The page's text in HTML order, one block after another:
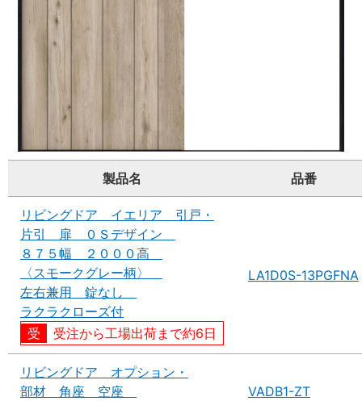
製品名 品番
リビングドア イエリア 引戸・
片引 扉 ０Ｓデザイン
８７５幅 ２０００高
〈スモークグレー柄〉
左右兼用 錠なし
ラクラクローズ付
受注から工場出荷まで約6日
LA1D0S-13PGFNA
リビングドア オプション・
部材 角座 空座
VADB1-ZT